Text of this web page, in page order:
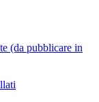
(da pubblicare in